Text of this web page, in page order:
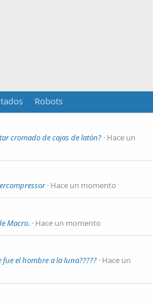
Robots
cromado de cajas de latón? Hace un
Hace un momento
Macro. Hace un momento
fue el hombre a la luna????? Hace un